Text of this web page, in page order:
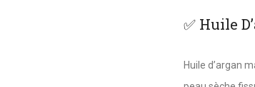
✅ Huile
Huile d’argan